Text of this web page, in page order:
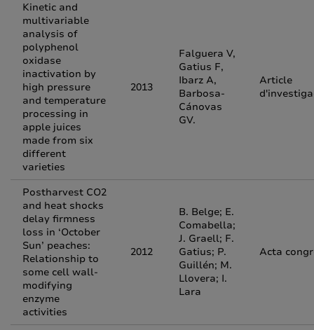
Kinetic and
multivariable
analysis of
polyphenol
oxidase
inactivation by
high pressure
and temperature
processing in
apple juices
made from six
different
varieties
2013
Falguera V,
Gatius F,
Ibarz A,
Barbosa-
Cánovas
GV.
Article
Postharvest CO2
and heat shocks
delay firmness
loss in ‘October
Sun’ peaches:
Relationship to
some cell wall-
modifying
enzyme
activities
2012
B. Belge; E.
Comabella;
J. Graell; F.
Gatius; P.
Guillén; M.
Llovera; I.
Lara
Acta